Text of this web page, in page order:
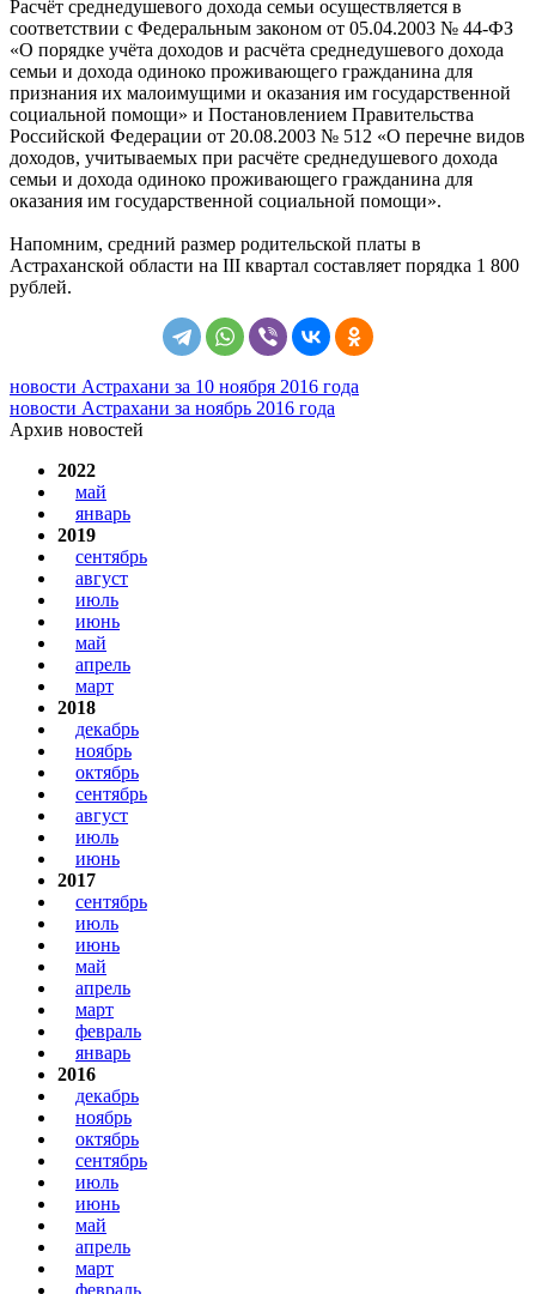
Расчёт среднедушевого дохода семьи осуществляется в
соответствии с Федеральным законом от 05.04.2003 № 44-ФЗ
«О порядке учёта доходов и расчёта среднедушевого дохода
семьи и дохода одиноко проживающего гражданина для
признания их малоимущими и оказания им государственной
социальной помощи» и Постановлением Правительства
Российской Федерации от 20.08.2003 № 512 «О перечне видов
доходов, учитываемых при расчёте среднедушевого дохода
семьи и дохода одиноко проживающего гражданина для
оказания им государственной социальной помощи».
Напомним, средний размер родительской платы в
Астраханской области на III квартал составляет порядка 1 800
рублей.
новости Астрахани за 10 ноября 2016 года
новости Астрахани за ноябрь 2016 года
Архив новостей
2022
май
январь
2019
сентябрь
август
июль
июнь
май
апрель
март
2018
декабрь
ноябрь
октябрь
сентябрь
август
июль
июнь
2017
сентябрь
июль
июнь
май
апрель
март
февраль
январь
2016
декабрь
ноябрь
октябрь
сентябрь
июль
июнь
май
апрель
март
февраль